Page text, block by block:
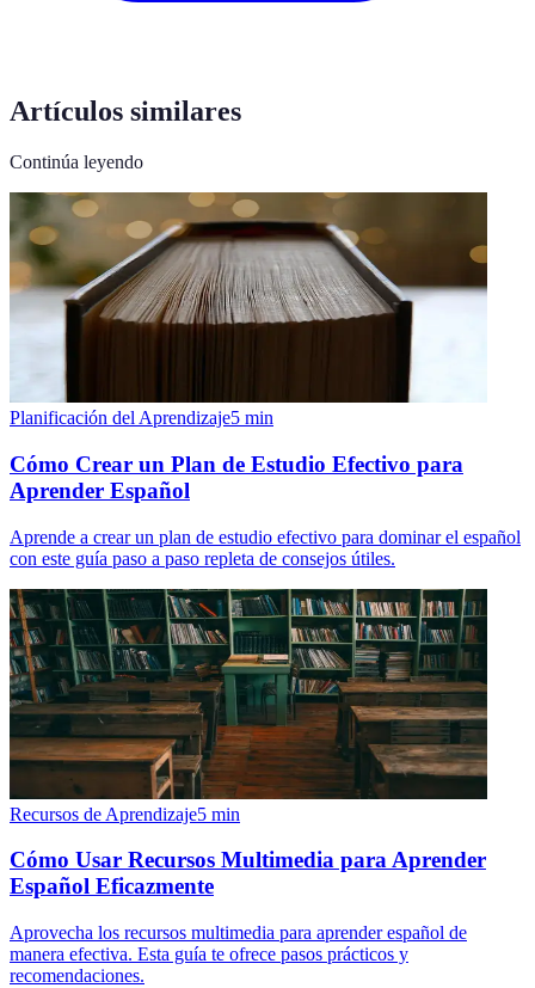
Artículos similares
Continúa leyendo
Planificación del Aprendizaje5 min
Cómo Crear un Plan de Estudio Efectivo para
Aprender Español
Aprende a crear un plan de estudio efectivo para dominar el español
con este guía paso a paso repleta de consejos útiles.
Recursos de Aprendizaje5 min
Cómo Usar Recursos Multimedia para Aprender
Español Eficazmente
Aprovecha los recursos multimedia para aprender español de
manera efectiva. Esta guía te ofrece pasos prácticos y
recomendaciones.